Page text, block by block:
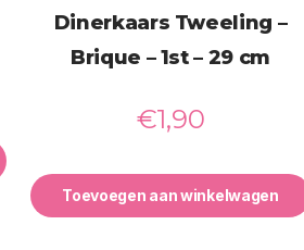
Dinerkaars Tweeling –
Brique – 1st – 29 cm
€1,90
Toevoegen aan winkelwagen